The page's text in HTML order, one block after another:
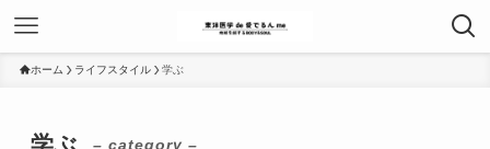
ホーム ライフスタイル 学ぶ
– category –